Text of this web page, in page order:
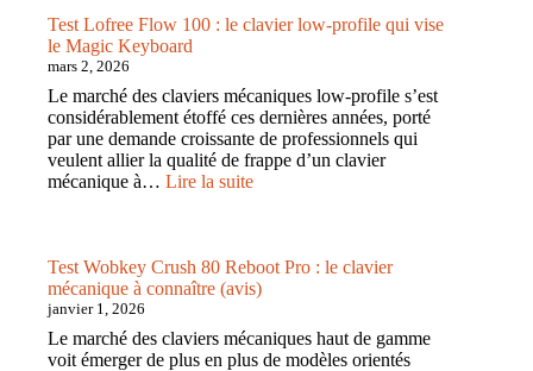
mains
Cougar
4K
:
la
souris
qualité/prix
Test Lofree Flow 100 : le clavier low-profile qui vise
le Magic Keyboard
mars 2, 2026
Le marché des claviers mécaniques low-profile s’est
considérablement étoffé ces dernières années, porté
par une demande croissante de professionnels qui
veulent allier la qualité de frappe d’un clavier
mécanique à… Lire la suite:
100
:
clavier
low-
Test Wobkey Crush 80 Reboot Pro : le clavier
mécanique à connaître (avis)
janvier 1, 2026
Le marché des claviers mécaniques haut de gamme
voit émerger de plus en plus de modèles orientés